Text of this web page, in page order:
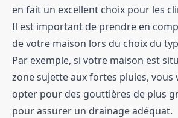
en fait un excellent choix pour les
Il est important de prendre en
de votre maison lors du choix du
Par exemple, si votre maison est
zone sujette aux fortes pluies,
opter pour des gouttières de plus
pour assurer un drainage adéquat.